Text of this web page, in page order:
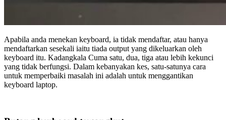
Apabila anda menekan keyboard, ia tidak mendaftar, atau hanya
mendaftarkan sesekali iaitu tiada output yang dikeluarkan oleh
keyboard itu. Kadangkala Cuma satu, dua, tiga atau lebih kekunci
yang tidak berfungsi. Dalam kebanyakan kes, satu-satunya cara
untuk memperbaiki masalah ini adalah untuk menggantikan
keyboard laptop.